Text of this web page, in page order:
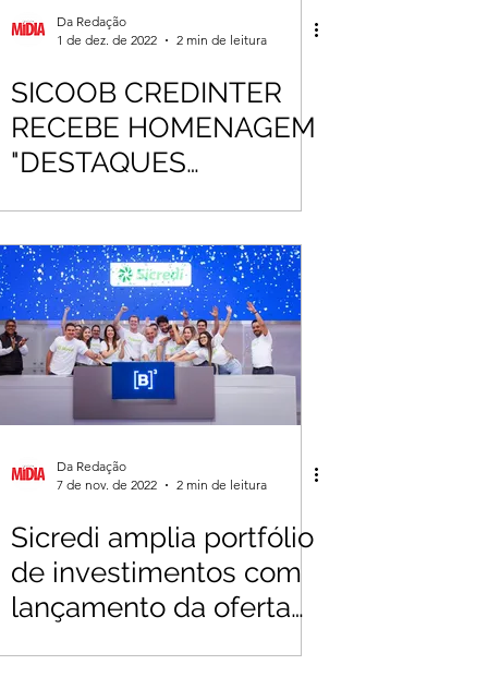
Da Redação
1 de dez. de 2022
2 min de leitura
SICOOB CREDINTER
RECEBE HOMENAGEM
"DESTAQUES
Da Redação
7 de nov. de 2022
2 min de leitura
Sicredi amplia portfólio
de investimentos com
lançamento da oferta